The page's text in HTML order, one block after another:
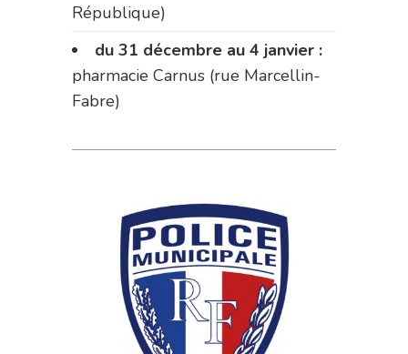
République)
du 31 décembre au 4 janvier :
pharmacie Carnus (rue Marcellin-
Fabre)